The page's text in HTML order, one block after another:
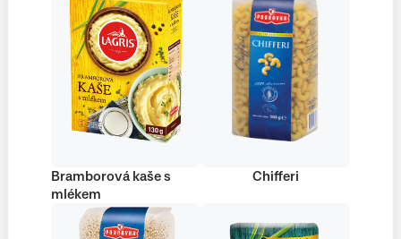
Bramborová kaše s
mlékem
Chifferi